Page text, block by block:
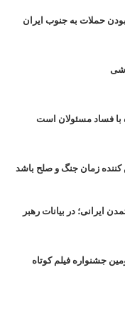
حملات به جنوب ایران
با فساد مسئولان است
کننده زمان جنگ و صلح باشد
ایرانی؛ در بیانات رهبر
جشنواره فیلم کوتاه